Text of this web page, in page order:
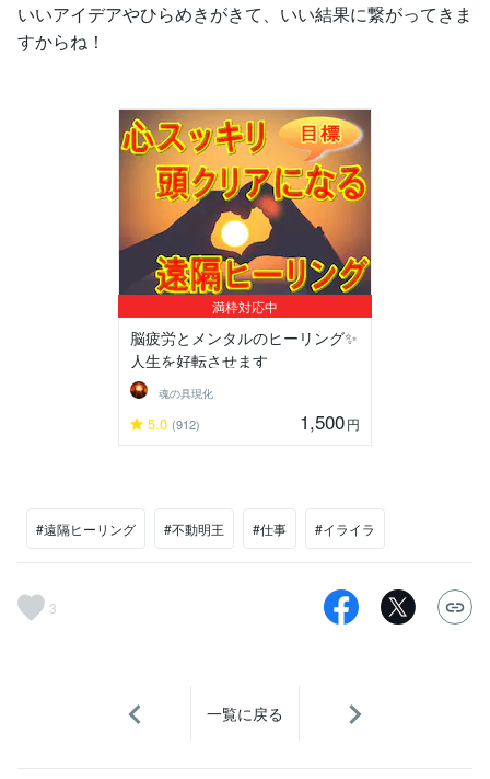
いいアイデアやひらめきがきて、いい結果に繋がってきま
すからね！
満枠対応中
脳疲労とメンタルのヒーリング✨
人生を好転させます
魂の具現化
5.0 (912) 1,500円
#遠隔ヒーリング #不動明王 #仕事 #イライラ
3
一覧に戻る